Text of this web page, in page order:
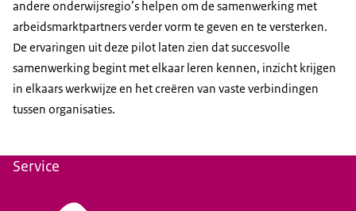
andere onderwijsregio’s helpen om de samenwerking met
arbeidsmarktpartners verder vorm te geven en te versterken.
De ervaringen uit deze pilot laten zien dat succesvolle
samenwerking begint met elkaar leren kennen, inzicht krijgen
in elkaars werkwijze en het creëren van vaste verbindingen
tussen organisaties.
Service